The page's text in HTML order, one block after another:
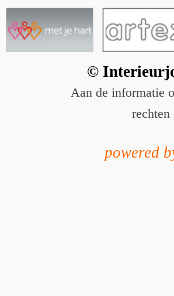
©
Aan de informatie
rechten
powered